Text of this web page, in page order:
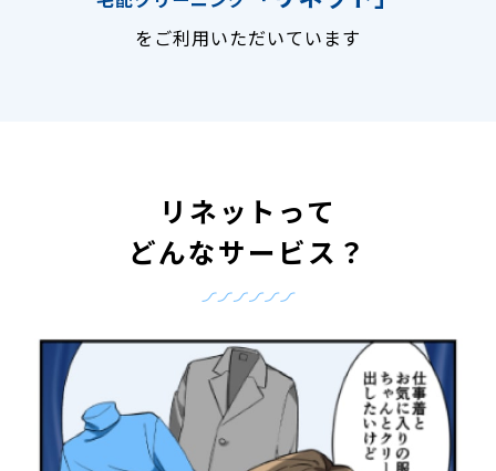
をご利用いただいています
リネットって
どんなサービス？